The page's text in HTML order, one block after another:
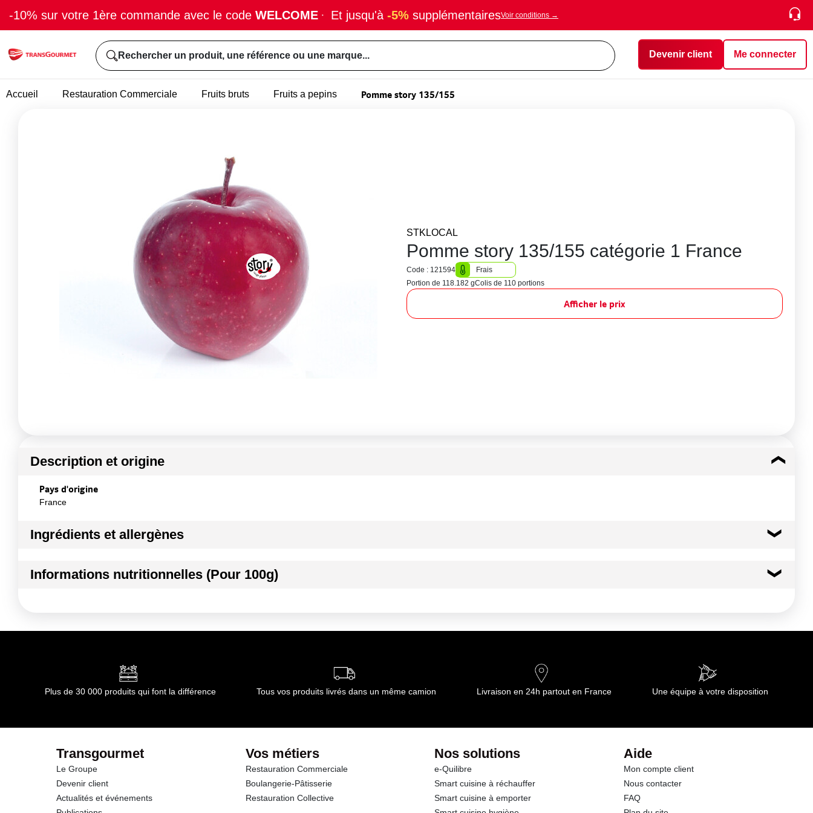
-10% sur votre 1ère commande avec le code WELCOME · Et jusqu'à -5% supplémentairesVoir conditions →
Rechercher un produit, une référence ou une marque... Devenir client Me connecter
Accueil Restauration Commerciale Fruits bruts Fruits a pepins Pomme story 135/155
STKLOCAL
Pomme story 135/155 catégorie 1 France
Code : 121594
Frais
Portion de 118.182 gColis de 110 portions
Afficher le prix
Description et origine
Pays d'origine
France
Ingrédients et allergènes
POMME
Informations nutritionnelles (Pour 100g)
Kilojoules 247 kj
dont Acides gras saturés 0.00 g
dont Sucres
Protéines
Plus de 30 000 produits qui font la différence Tous vos produits livrés dans un même camion Livraison en 24h partout en France Une équipe à votre disposition
Transgourmet
Le Groupe
Devenir client
Actualités et événements
Vos métiers
Restauration Commerciale
Boulangerie-Pâtisserie
Restauration Collective
Nos solutions
e-Quilibre
Smart cuisine à réchauffer
Smart cuisine à emporter
Aide
Mon compte client
Nous contacter
FAQ